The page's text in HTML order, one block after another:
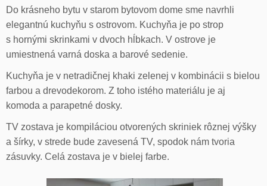
Do krásneho bytu v starom bytovom dome sme navrhli
elegantnú kuchyňu s ostrovom. Kuchyňa je po strop
s hornými skrinkami v dvoch hĺbkach. V ostrove je
umiestnená varná doska a barové sedenie.
Kuchyňa je v netradičnej khaki zelenej v kombinácii s bielou
farbou a drevodekorom. Z toho istého materiálu je aj
komoda a parapetné dosky.
TV zostava je kompiláciou otvorených skriniek rôznej výšky
a šírky, v strede bude zavesená TV, spodok nám tvoria
zásuvky. Celá zostava je v bielej farbe.